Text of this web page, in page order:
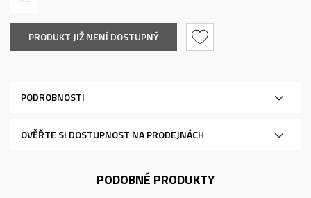
PRODUKT JIŽ NENÍ DOSTUPNÝ
PODROBNOSTI
OVĚŘTE SI DOSTUPNOST NA PRODEJNÁCH
PODOBNÉ PRODUKTY